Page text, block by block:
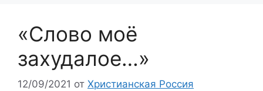
«Слово моё
захудалое…»
12/09/2021 от Христианская Россия